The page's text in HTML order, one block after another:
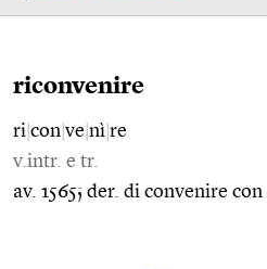
riconvenire
ri con ve nì re
v.intr. e tr.
av. 1565; der. di convenire con